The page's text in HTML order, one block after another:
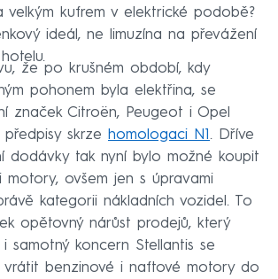
velkým kufrem v elektrické podobě?
ideál, ne limuzína na převážení
že po krušném období, kdy
pohonem byla elektřina, se
značek Citroën, Peugeot i Opel
skrze homologaci N1. Dříve
dodávky tak nyní bylo možné koupit
motory, ovšem jen s úpravami
kategorii nákladních vozidel. To
opětovný nárůst prodejů, který
samotný koncern Stellantis se
benzinové i naftové motory do